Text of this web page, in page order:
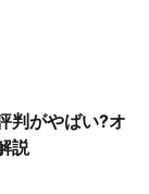
判がやばい?オ
説